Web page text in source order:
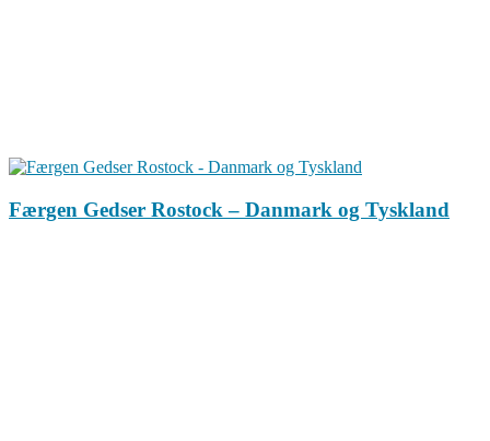
Færgen Gedser Rostock – Danmark og Tyskland